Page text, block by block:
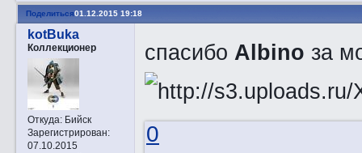
Поделиться01.12.2015 19:18
kotBuka
Коллекционер
Откуда:Бийск
Зарегистрирован:
07.10.2015
спасибо Albino за
0